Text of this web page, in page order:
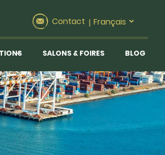
Contact |
SALONS & FOIRES BLOG